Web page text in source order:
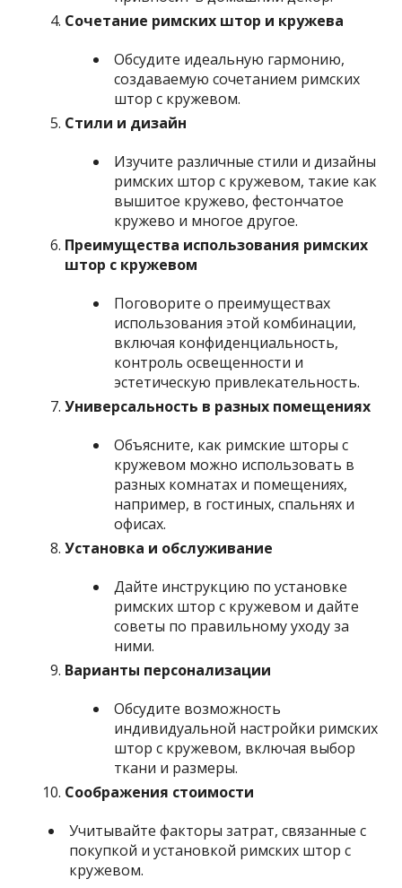
Сочетание римских штор и кружева
Обсудите идеальную гармонию,
создаваемую сочетанием римских
штор с кружевом.
Стили и дизайн
Изучите различные стили и дизайны
римских штор с кружевом, такие как
вышитое кружево, фестончатое
кружево и многое другое.
Преимущества использования римских
штор с кружевом
Поговорите о преимуществах
использования этой комбинации,
включая конфиденциальность,
контроль освещенности и
эстетическую привлекательность.
Универсальность в разных помещениях
Объясните, как римские шторы с
кружевом можно использовать в
разных комнатах и ​​помещениях,
например, в гостиных, спальнях и
офисах.
Установка и обслуживание
Дайте инструкцию по установке
римских штор с кружевом и дайте
советы по правильному уходу за
ними.
Варианты персонализации
Обсудите возможность
индивидуальной настройки римских
штор с кружевом, включая выбор
ткани и размеры.
Соображения стоимости
Учитывайте факторы затрат, связанные с
покупкой и установкой римских штор с
кружевом.